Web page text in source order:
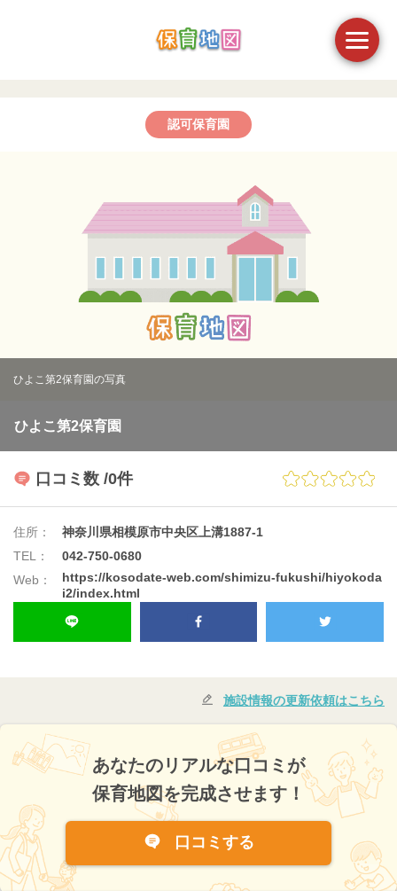
認可保育園
ひよこ第2保育園の写真
ひよこ第2保育園
口コミ数 /0件
住所：
神奈川県相模原市中央区上溝1887-1
TEL：
042-750-0680
Web：
https://kosodate-web.com/shimizu-fukushi/hiyokoda
i2/index.html
施設情報の更新依頼はこちら
あなたのリアルな口コミが
保育地図を完成させます！
口コミする